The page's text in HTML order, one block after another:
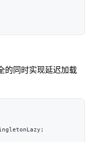
的同时实现延迟加载